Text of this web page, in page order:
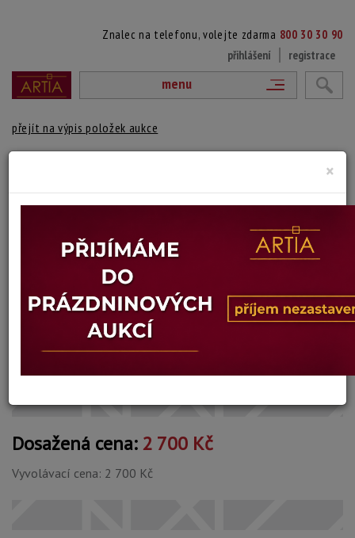
Znalec na telefonu, volejte zdarma 800 30 30 90
přihlášení
registrace
menu
přejít na výpis položek aukce
Autor:autor neurčený
vydraženo
Signováno vpravo dole, rámováno.
Technika: olej na sololitu
Šířka: 40 cm, výška: 30 cm, rámování: 38 x 47
Dosažená cena:2 700 Kč
Vyvolávací cena: 2 700 Kč
×